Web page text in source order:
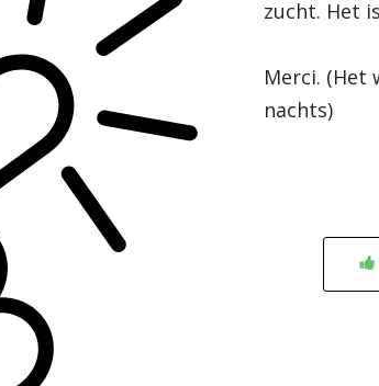
zucht. Het is
Merci. (Het
nachts)